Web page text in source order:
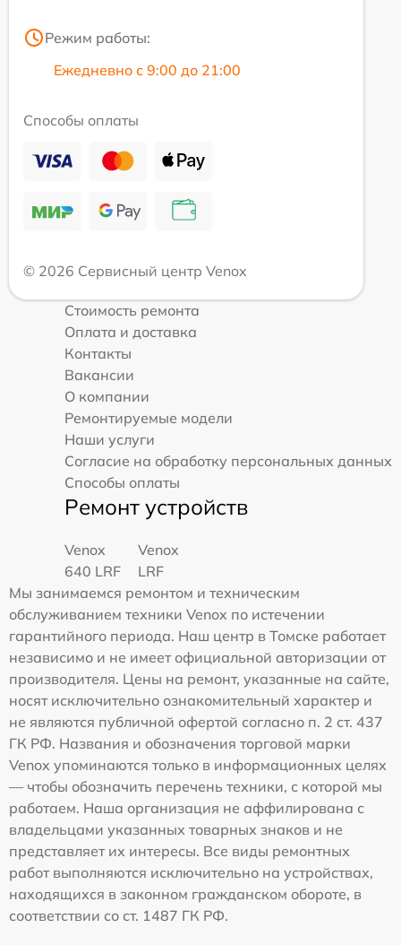
Режим работы:
Ежедневно с 9:00 до 21:00
Способы оплаты
© 2026 Сервисный центр Venox
Стоимость ремонта
Оплата и доставка
Контакты
Вакансии
О компании
Ремонтируемые модели
Наши услуги
Согласие на обработку персональных данных
Способы оплаты
Ремонт устройств
Venox
640 LRF
Venox
LRF
Мы занимаемся ремонтом и техническим
обслуживанием техники Venox по истечении
гарантийного периода. Наш центр в Томске работает
независимо и не имеет официальной авторизации от
производителя. Цены на ремонт, указанные на сайте,
носят исключительно ознакомительный характер и
не являются публичной офертой согласно п. 2 ст. 437
ГК РФ. Названия и обозначения торговой марки
Venox упоминаются только в информационных целях
— чтобы обозначить перечень техники, с которой мы
работаем. Наша организация не аффилирована с
владельцами указанных товарных знаков и не
представляет их интересы. Все виды ремонтных
работ выполняются исключительно на устройствах,
находящихся в законном гражданском обороте, в
соответствии со ст. 1487 ГК РФ.